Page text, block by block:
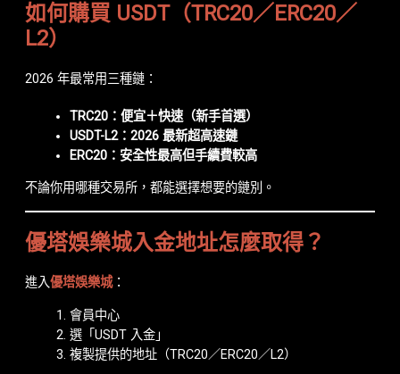
如何購買 USDT（TRC20／ERC20／
L2）
2026 年最常用三種鏈：
TRC20：便宜＋快速（新手首選）
USDT-L2：2026 最新超高速鏈
ERC20：安全性最高但手續費較高
不論你用哪種交易所，都能選擇想要的鏈別。
優塔娛樂城入金地址怎麼取得？
進入優塔娛樂城：
會員中心
選「USDT 入金」
複製提供的地址（TRC20／ERC20／L2）